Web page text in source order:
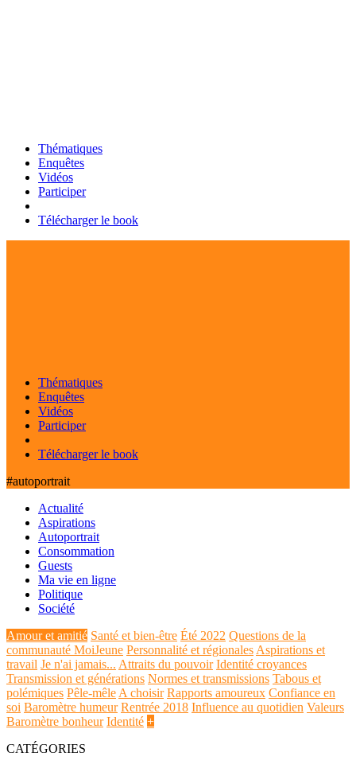
Thématiques
Enquêtes
Vidéos
Participer
Télécharger le book
Thématiques
Enquêtes
Vidéos
Participer
Télécharger le book
#autoportrait
Actualité
Aspirations
Autoportrait
Consommation
Guests
Ma vie en ligne
Politique
Société
Amour et amitié Santé et bien-être Été 2022 Questions de la
communauté MoiJeune Personnalité et régionales Aspirations et
travail Je n'ai jamais... Attraits du pouvoir Identité croyances
Transmission et générations Normes et transmissions Tabous et
polémiques Pêle-mêle A choisir Rapports amoureux Confiance en
soi Baromètre humeur Rentrée 2018 Influence au quotidien Valeurs
Baromètre bonheur Identité +
CATÉGORIES